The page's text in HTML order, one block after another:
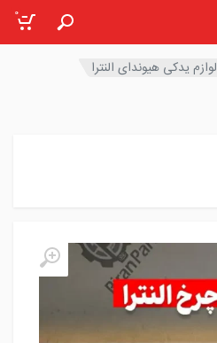
0
لوازم یدکی هیوندای النترا